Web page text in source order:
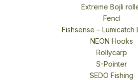
Extreme Bojli
Fencl
Fishsense – Lumicatch
NEON Hooks
Rollycarp
S-Pointer
SEDO Fishing